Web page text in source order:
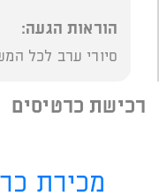
הוראות הגעה:
סיורי ערב לכל
רכישת כרטיסים
מכירת